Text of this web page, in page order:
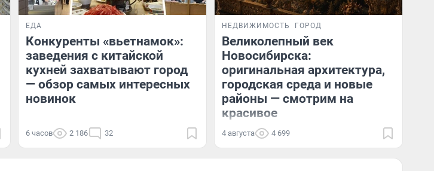
ЕДА
Конкуренты «вьетнамок»:
заведения с китайской
кухней захватывают город
— обзор самых интересных
новинок
6 часов 2 186 32
НЕДВИЖИМОСТЬ ГОРОД
Великолепный век
Новосибирска:
оригинальная архитектура,
городская среда и новые
районы — смотрим на
красивое
4 августа 4 699